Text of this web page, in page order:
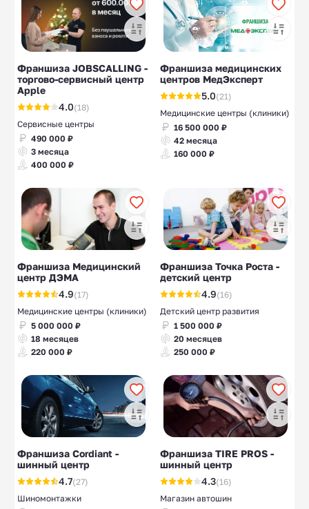
Ремесленные
пекарни
10
Нейропсихологичес
кие центры
Секс-шопы 10 Металлолом
Веревочные парки 10
Франшиза JOBSCALLING -
торгово-сервисный центр
Apple
4.0(18)
Сервисные центры
490 000 ₽
3 месяца
400 000 ₽
Франшиза медицинских
центров МедЭксперт
5.0(21)
Медицинские центры (клиники)
16 500 000 ₽
42 месяца
160 000 ₽
Франшиза Медицинский
центр ДЭМА
4.9(17)
Медицинские центры (клиники)
5 000 000 ₽
18 месяцев
220 000 ₽
Франшиза Точка Роста -
детский центр
4.9(16)
Детский центр развития
1 500 000 ₽
20 месяцев
250 000 ₽
Франшиза Cordiant -
шинный центр
4.7(27)
Шиномонтажки
Франшиза TIRE PROS -
шинный центр
4.3(16)
Магазин автошин